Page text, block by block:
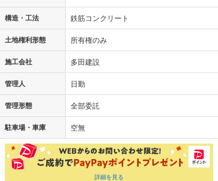
構造・工法 鉄筋コンクリート
土地権利形態 所有権のみ
施工会社 多田建設
管理人 日勤
管理形態 全部委託
駐車場・車庫 空無
詳細を見る